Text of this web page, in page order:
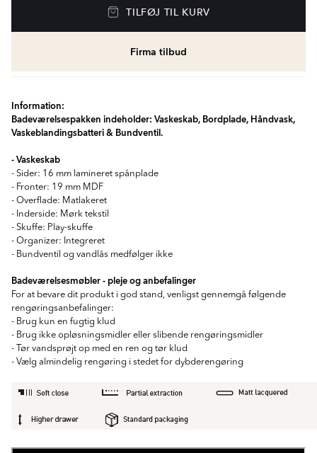
TILFØJ TIL KURV
Firma tilbud
Information:
Badeværelsespakken indeholder: Vaskeskab, Bordplade, Håndvask,
Vaskeblandingsbatteri & Bundventil.
- Vaskeskab
- Sider: 16 mm lamineret spånplade
- Fronter: 19 mm MDF
- Overflade: Matlakeret
- Inderside: Mørk tekstil
- Skuffe: Play-skuffe
- Organizer: Integreret
- Bundventil og vandlås medfølger ikke
Badeværelsesmøbler - pleje og anbefalinger
For at bevare dit produkt i god stand, venligst gennemgå følgende
rengøringsanbefalinger:
- Brug kun en fugtig klud
- Brug ikke opløsningsmidler eller slibende rengøringsmidler
- Tør vandsprøjt op med en ren og tør klud
- Vælg almindelig rengøring i stedet for dybderengøring